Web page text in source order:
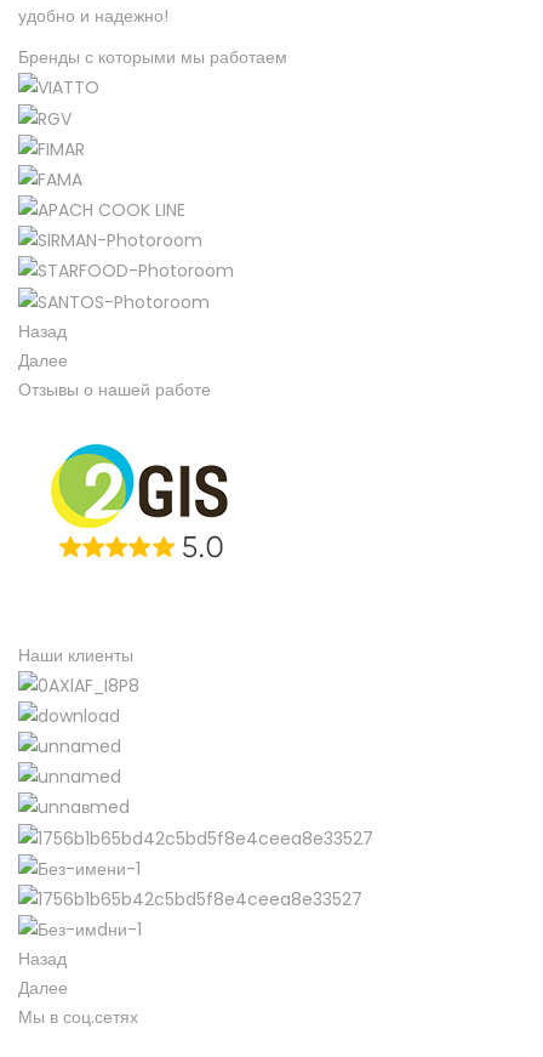
удобно и надежно!
Бренды с которыми мы работаем​
Назад
Далее
Отзывы о нашей работе
Наши клиенты
Назад
Далее
Мы в соц.сетях